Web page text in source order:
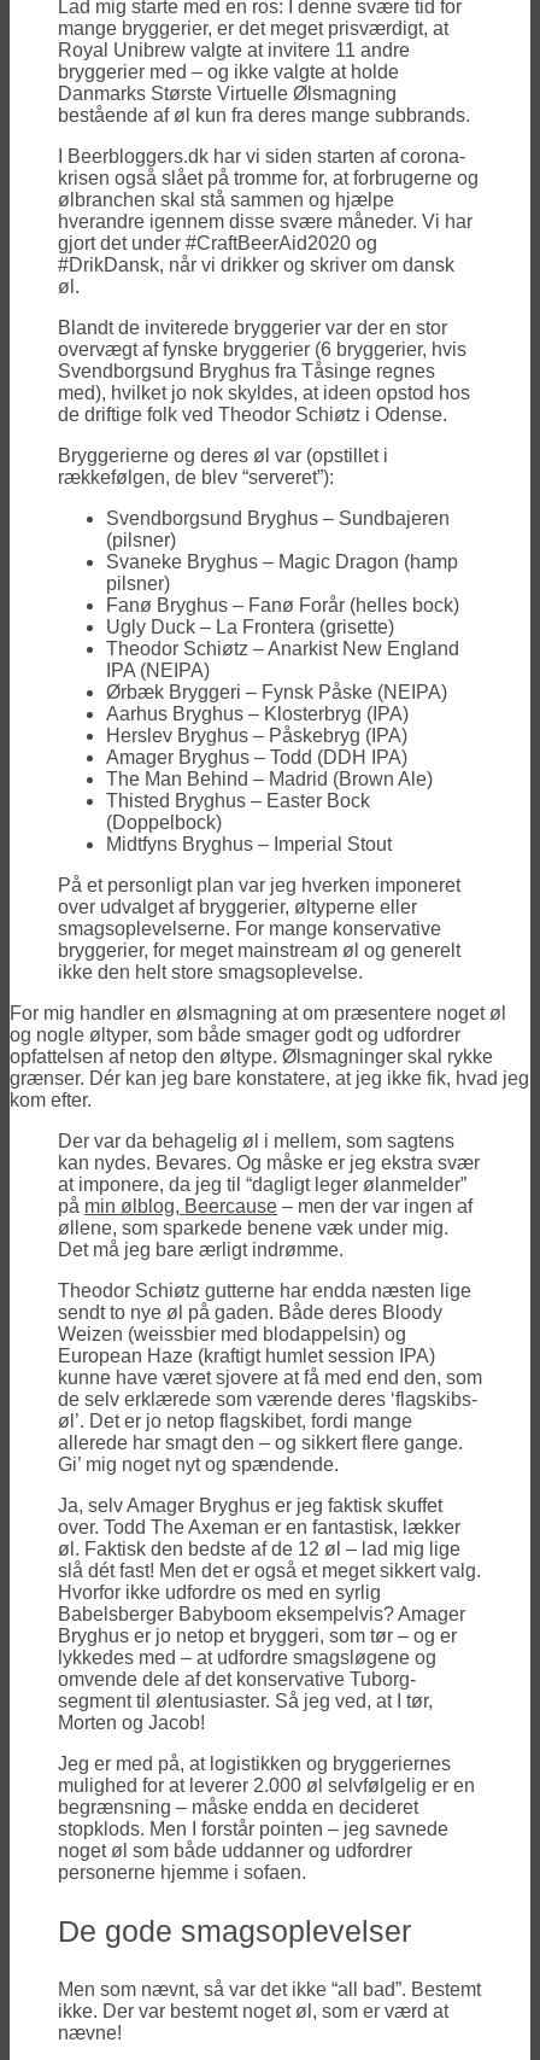
Lad mig starte med en ros: I denne svære tid for
mange bryggerier, er det meget prisværdigt, at
Royal Unibrew valgte at invitere 11 andre
bryggerier med – og ikke valgte at holde
Danmarks Største Virtuelle Ølsmagning
bestående af øl kun fra deres mange subbrands.
I Beerbloggers.dk har vi siden starten af corona-
krisen også slået på tromme for, at forbrugerne og
ølbranchen skal stå sammen og hjælpe
hverandre igennem disse svære måneder. Vi har
gjort det under #CraftBeerAid2020 og
#DrikDansk, når vi drikker og skriver om dansk
øl.
Blandt de inviterede bryggerier var der en stor
overvægt af fynske bryggerier (6 bryggerier, hvis
Svendborgsund Bryghus fra Tåsinge regnes
med), hvilket jo nok skyldes, at ideen opstod hos
de driftige folk ved Theodor Schiøtz i Odense.
Bryggerierne og deres øl var (opstillet i
rækkefølgen, de blev “serveret”):
Svendborgsund Bryghus – Sundbajeren
(pilsner)
Svaneke Bryghus – Magic Dragon (hamp
pilsner)
Fanø Bryghus – Fanø Forår (helles bock)
Ugly Duck – La Frontera (grisette)
Theodor Schiøtz – Anarkist New England
IPA (NEIPA)
Ørbæk Bryggeri – Fynsk Påske (NEIPA)
Aarhus Bryghus – Klosterbryg (IPA)
Herslev Bryghus – Påskebryg (IPA)
Amager Bryghus – Todd (DDH IPA)
The Man Behind – Madrid (Brown Ale)
Thisted Bryghus – Easter Bock
(Doppelbock)
Midtfyns Bryghus – Imperial Stout
På et personligt plan var jeg hverken imponeret
over udvalget af bryggerier, øltyperne eller
smagsoplevelserne. For mange konservative
bryggerier, for meget mainstream øl og generelt
ikke den helt store smagsoplevelse.
For mig handler en ølsmagning at om præsentere noget øl
og nogle øltyper, som både smager godt og udfordrer
opfattelsen af netop den øltype. Ølsmagninger skal rykke
grænser. Dér kan jeg bare konstatere, at jeg ikke fik, hvad jeg
kom efter.
Der var da behagelig øl i mellem, som sagtens
kan nydes. Bevares. Og måske er jeg ekstra svær
at imponere, da jeg til “dagligt leger ølanmelder”
på min ølblog, Beercause – men der var ingen af
øllene, som sparkede benene væk under mig.
Det må jeg bare ærligt indrømme.
Theodor Schiøtz gutterne har endda næsten lige
sendt to nye øl på gaden. Både deres Bloody
Weizen (weissbier med blodappelsin) og
European Haze (kraftigt humlet session IPA)
kunne have været sjovere at få med end den, som
de selv erklærede som værende deres ‘flagskibs-
øl’. Det er jo netop flagskibet, fordi mange
allerede har smagt den – og sikkert flere gange.
Gi’ mig noget nyt og spændende.
Ja, selv Amager Bryghus er jeg faktisk skuffet
over. Todd The Axeman er en fantastisk, lækker
øl. Faktisk den bedste af de 12 øl – lad mig lige
slå dét fast! Men det er også et meget sikkert valg.
Hvorfor ikke udfordre os med en syrlig
Babelsberger Babyboom eksempelvis? Amager
Bryghus er jo netop et bryggeri, som tør – og er
lykkedes med – at udfordre smagsløgene og
omvende dele af det konservative Tuborg-
segment til ølentusiaster. Så jeg ved, at I tør,
Morten og Jacob!
Jeg er med på, at logistikken og bryggeriernes
mulighed for at leverer 2.000 øl selvfølgelig er en
begrænsning – måske endda en decideret
stopklods. Men I forstår pointen – jeg savnede
noget øl som både uddanner og udfordrer
personerne hjemme i sofaen.
De gode smagsoplevelser
Men som nævnt, så var det ikke “all bad”. Bestemt
ikke. Der var bestemt noget øl, som er værd at
nævne!